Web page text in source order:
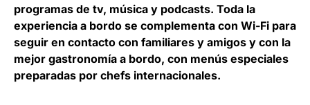
programas de tv, música y podcasts. Toda la
experiencia a bordo se complementa con Wi-Fi para
seguir en contacto con familiares y amigos y con la
mejor gastronomía a bordo, con menús especiales
preparadas por chefs internacionales.